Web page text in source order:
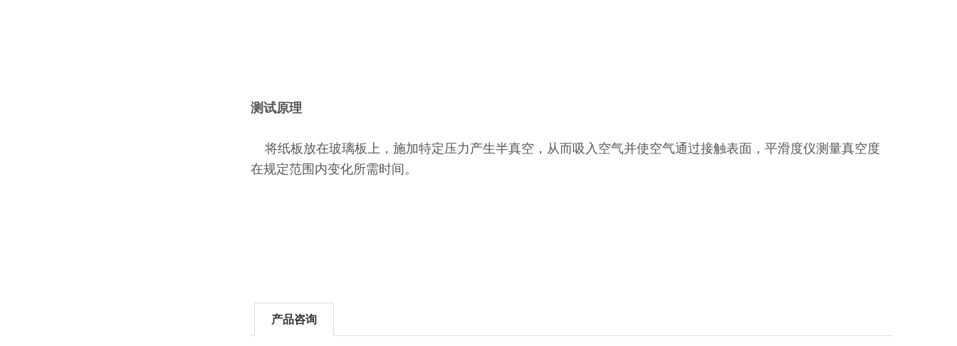
测试原理
将纸板放在玻璃板上，施加特定压力产生半真空，从而吸入空气并使空气通过接触表面，平滑度仪测量真空度
在规定范围内变化所需时间。
产品咨询